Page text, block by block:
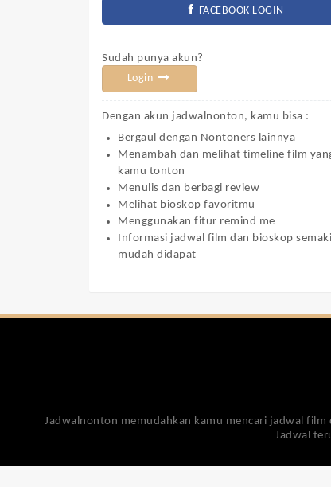
FACEBOOK LOGIN
Sudah punya akun?
Login
Dengan akun jadwalnonton, kamu bisa :
Bergaul dengan Nontoners lainnya
Menambah dan melihat timeline film
kamu tonton
Menulis dan berbagi review
Melihat bioskop favoritmu
Menggunakan fitur remind me
Informasi jadwal film dan bioskop
mudah didapat
Jadwalnonton memudahkan kamu mencari jadwal film
Jadwal